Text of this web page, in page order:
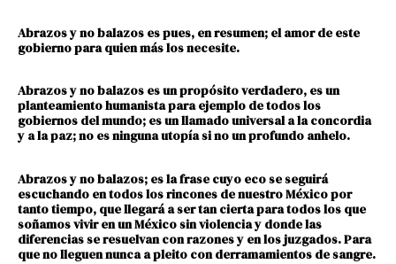
Abrazos y no balazos es pues, en resumen; el amor de este
gobierno para quien más los necesite.
Abrazos y no balazos es un propósito verdadero, es un
planteamiento humanista para ejemplo de todos los
gobiernos del mundo; es un llamado universal a la concordia
y a la paz; no es ninguna utopía si no un profundo anhelo.
Abrazos y no balazos; es la frase cuyo eco se seguirá
escuchando en todos los rincones de nuestro México por
tanto tiempo, que llegará a ser tan cierta para todos los que
soñamos vivir en un México sin violencia y donde las
diferencias se resuelvan con razones y en los juzgados. Para
que no lleguen nunca a pleito con derramamientos de sangre.